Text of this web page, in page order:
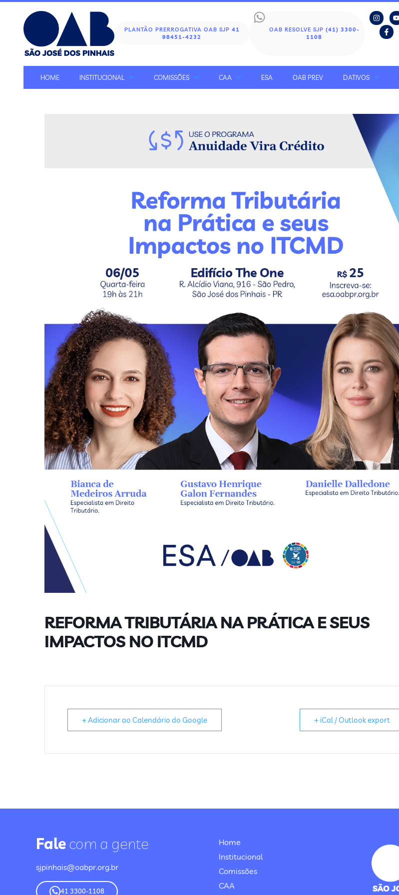
PLANTÃO PRERROGATIVA OAB SJP 41
98451-4232
OAB RESOLVE SJP (41) 3300-
1108
HOME INSTITUCIONAL COMISSÕES CAA ESA OAB PREV DATIVOS
REFORMA TRIBUTÁRIA NA PRÁTICA E SEUS
IMPACTOS NO ITCMD
+ Adicionar ao Calendário do Google + iCal / Outlook export
Fale com a gente
sjpinhais@oabpr.org.br
41 3300-1108
Home
Institucional
Comissões
CAA